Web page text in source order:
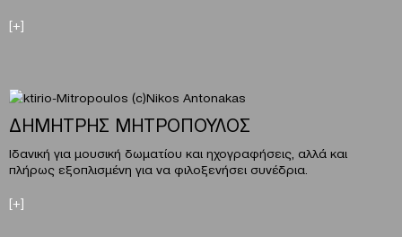
[+]
ΔΗΜΗΤΡΗΣ ΜΗΤΡΟΠΟΥΛΟΣ
Ιδανική για μουσική δωματίου και ηχογραφήσεις, αλλά και
πλήρως εξοπλισμένη για να φιλοξενήσει συνέδρια.
[+]